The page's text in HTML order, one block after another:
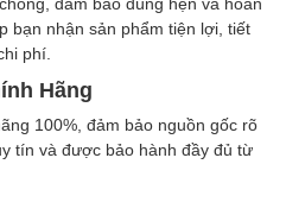
vệ sinh như là cạnh
của Ecovacs X2
hầm gió, giúp cho
và hiệu quả hơn
bụi bẩn, vi khuẩn và
khác nhau. Sự kết hợp
bạn nhận sản phẩm tiện lợi, tiết
phí.
Hãng
100%, đảm bảo nguồn gốc rõ
tín và được bảo hành đầy đủ từ